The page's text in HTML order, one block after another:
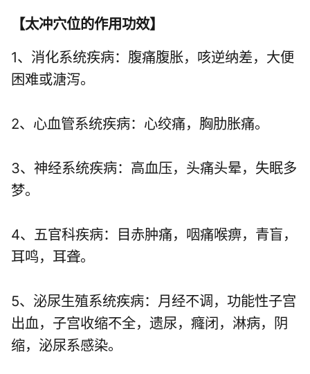
【太冲穴位的作用功效】
1、消化系统疾病：腹痛腹胀，咳逆纳差，大便
困难或溏泻。
2、心血管系统疾病：心绞痛，胸肋胀痛。
3、神经系统疾病：高血压，头痛头晕，失眠多
梦。
4、五官科疾病：目赤肿痛，咽痛喉痹，青盲，
耳鸣，耳聋。
5、泌尿生殖系统疾病：月经不调，功能性子宫
出血，子宫收缩不全，遗尿，癃闭，淋病，阴
缩，泌尿系感染。